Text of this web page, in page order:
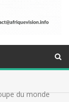
du monde